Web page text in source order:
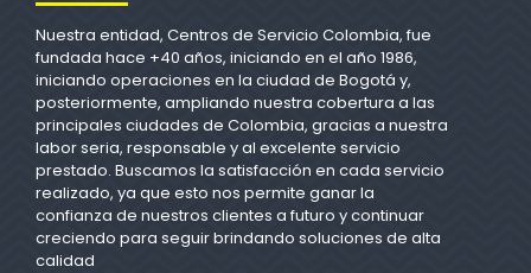
Nuestra entidad, Centros de Servicio Colombia, fue
fundada hace +40 años, iniciando en el año 1986,
iniciando operaciones en la ciudad de Bogotá y,
posteriormente, ampliando nuestra cobertura a las
principales ciudades de Colombia, gracias a nuestra
labor seria, responsable y al excelente servicio
prestado. Buscamos la satisfacción en cada servicio
realizado, ya que esto nos permite ganar la
confianza de nuestros clientes a futuro y continuar
creciendo para seguir brindando soluciones de alta
calidad